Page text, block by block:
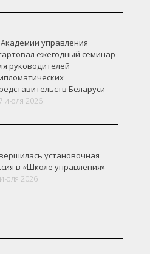
управления
ежегодный семинар
руководителей
Беларуси
июля 2026
установочная
в «Школе управления»
2026